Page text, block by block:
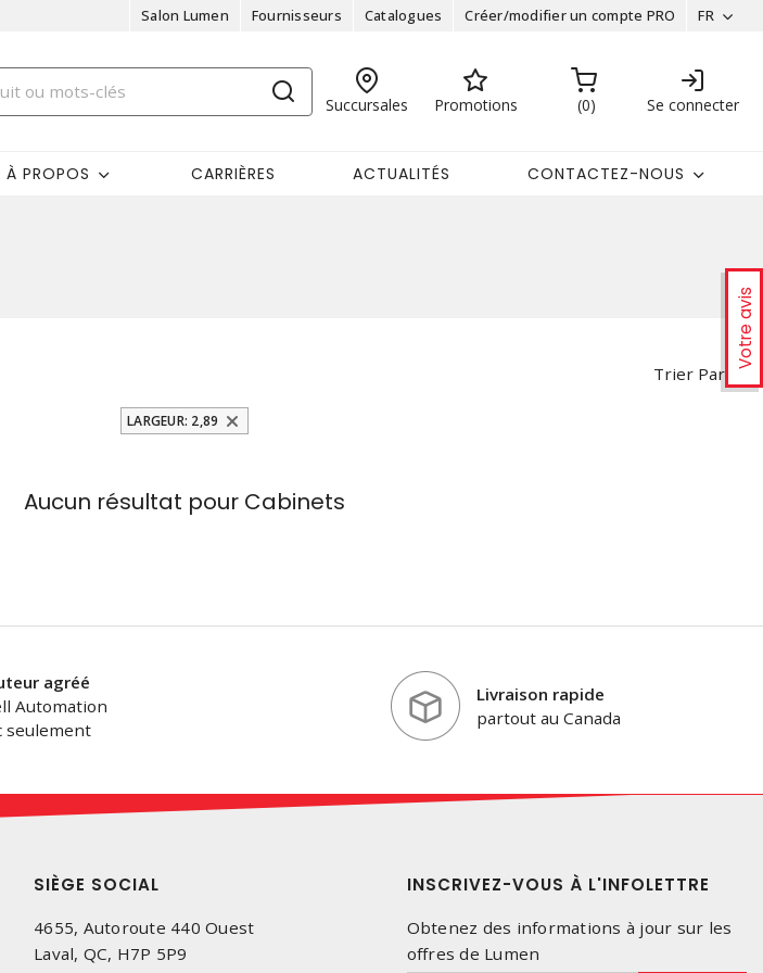
Salon Lumen Fournisseurs Catalogues Créer/modifier un compte PRO FR
Succursales Promotions 0 Se connecter
À PROPOS CARRIÈRES ACTUALITÉS CONTACTEZ-NOUS
Votre avis
Trier Par
LARGEUR: 2,89
Aucun résultat pourCabinets
agréé
Automation
seulement
Livraison rapide
partout au Canada
SIÈGE SOCIAL
4655, Autoroute 440 Ouest
Laval, QC, H7P 5P9
INSCRIVEZ-VOUS À L'INFOLETTRE
Obtenez des informations à jour sur les
offres de Lumen